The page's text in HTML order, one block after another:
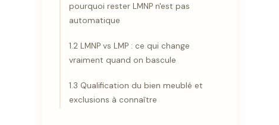
pourquoi rester LMNP n'est pas
automatique
1.2 LMNP vs LMP : ce qui change
vraiment quand on bascule
1.3 Qualification du bien meublé et
exclusions à connaître